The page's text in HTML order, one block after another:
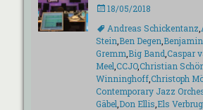
Veröffentlicht
18/05/2018
Schlagworte
Andreas Schickentanz
Stein Ben Degen
Gremm Big Band Caspar
Meel CCJO,Christian
Winninghoff,Christoph
Contemporary Jazz
Gäbel Don Ellis Els